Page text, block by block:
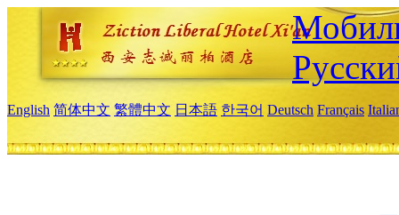
English 简体中文 繁體中文 日本語 한국어 Deutsch Français